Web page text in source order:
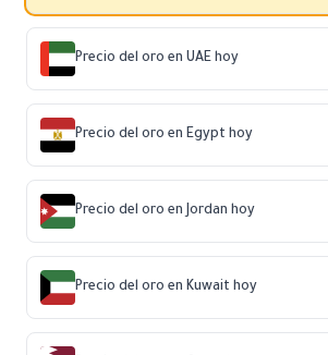
Precio del oro en UAE hoy
Precio del oro en Egypt hoy
Precio del oro en Jordan hoy
Precio del oro en Kuwait hoy